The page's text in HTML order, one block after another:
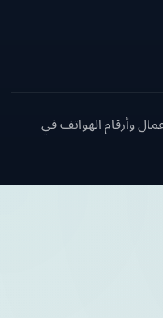
وأرقام الهواتف في